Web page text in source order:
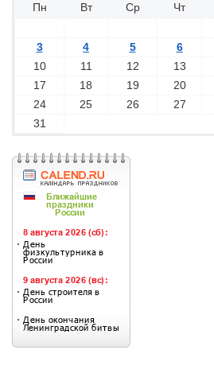
Пн Вт Ср Чт
3
4 5 6
10
11 12 13
17
18 19 20
24
25 26 27
31